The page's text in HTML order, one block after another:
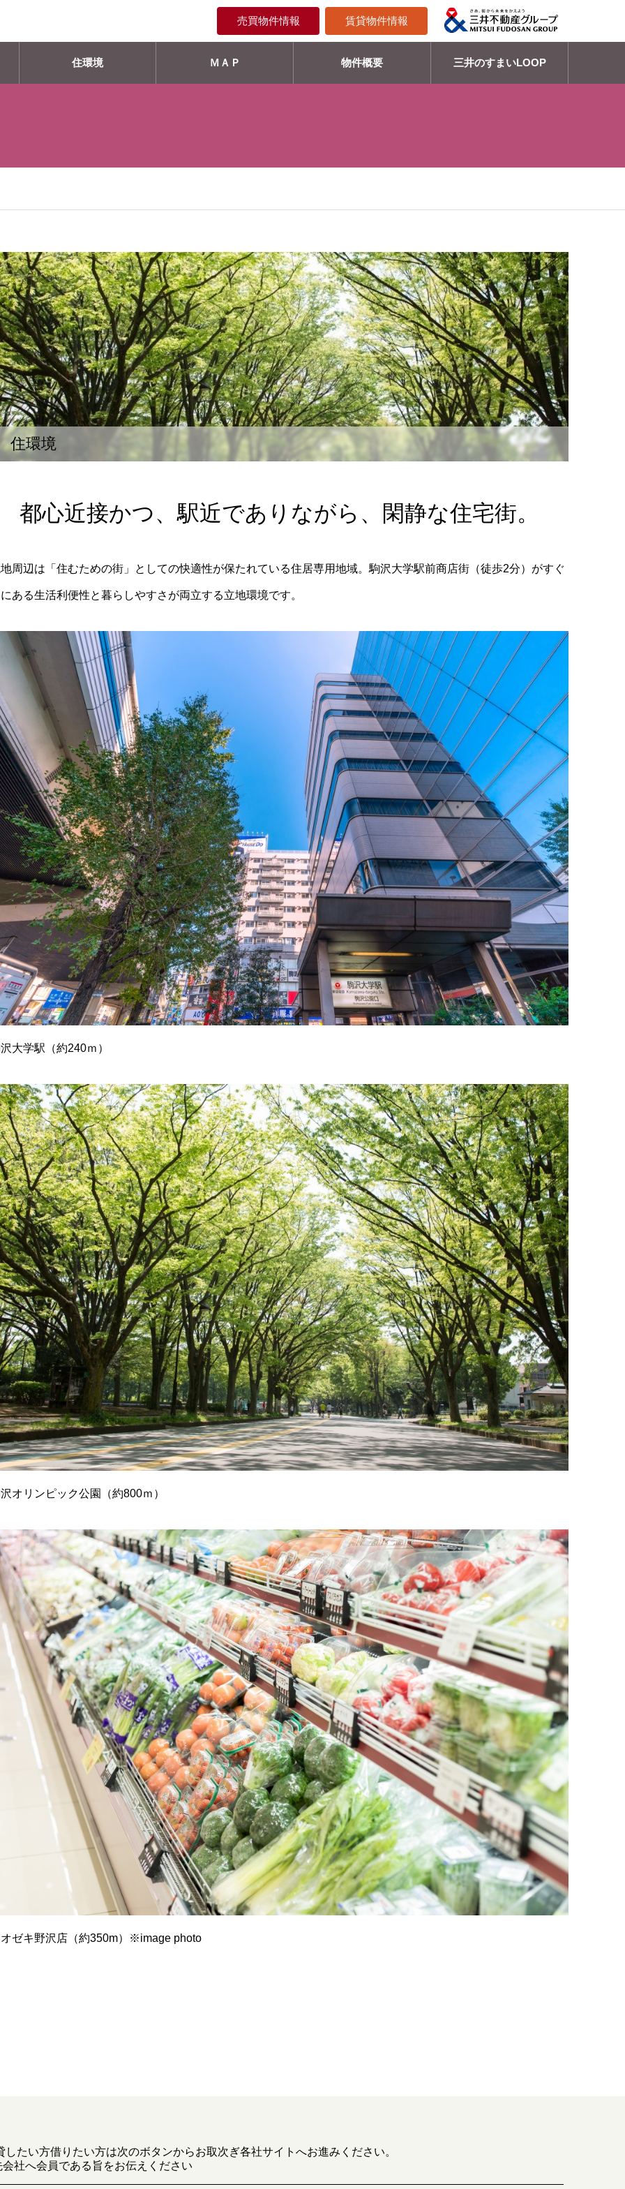
売買物件情報 賃貸物件情報
住環境 ＭＡＰ 物件概要 三井のすまいLOOP
住環境
都心近接かつ、駅近でありながら、閑静な住宅街。
周辺は「住むための街」としての快適性が保たれている住居専用地域。駒沢大学駅前商店街（徒歩2分）がすぐ
ある生活利便性と暮らしやすさが両立する立地環境です。
大学駅（約240ｍ）
オリンピック公園（約800ｍ）
ゼキ野沢店（約350m）※image photo
たい方借りたい方は次のボタンからお取次ぎ各社サイトへお進みください。
社へ会員である旨をお伝えください